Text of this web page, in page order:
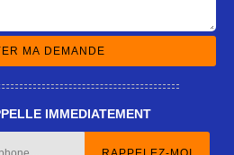
IMMEDIATEMENT